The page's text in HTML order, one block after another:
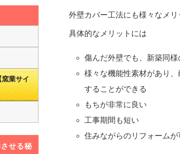
外壁カバー工法にも様々なメリ
具体的なメリットには
傷んだ外壁でも、新築同様
様々な機能性素材があり
することができる
もちが非常に良い
工事期間も短い
住みながらのリフォーム
窯業サイ
せる秘